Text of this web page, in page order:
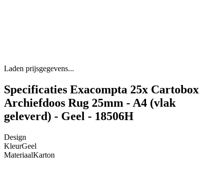
Laden prijsgegevens...
Specificaties Exacompta 25x Cartobox
Archiefdoos Rug 25mm - A4 (vlak
geleverd) - Geel - 18506H
Design
KleurGeel
MateriaalKarton